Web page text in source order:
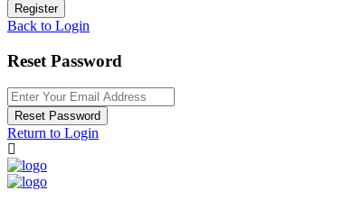
Register
Back to Login
Reset Password
Reset Password
Return to Login